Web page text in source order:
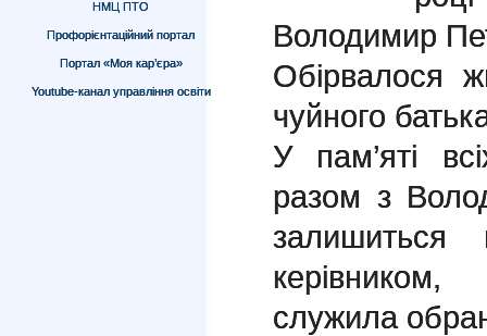
НМЦ ПТО
Профорієнтаційний портал
Портал «Моя кар’єра»
Youtube-канал управління освіти
Володимир
Обірвалося
чуйного
У пам’яті
разом з
залишиться
служила